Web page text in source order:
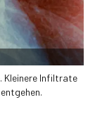
Kleinere Infiltrate